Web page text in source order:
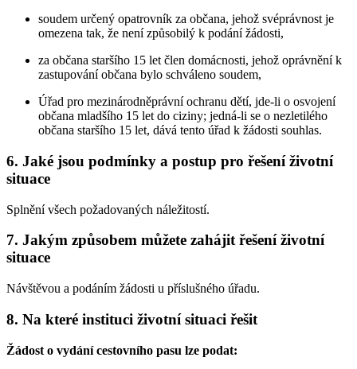
soudem určený opatrovník za občana, jehož svéprávnost je
omezena tak, že není způsobilý k podání žádosti,
za občana staršího 15 let člen domácnosti, jehož oprávnění k
zastupování občana bylo schváleno soudem,
Úřad pro mezinárodněprávní ochranu dětí, jde-li o osvojení
občana mladšího 15 let do ciziny; jedná-li se o nezletilého
občana staršího 15 let, dává tento úřad k žádosti souhlas.
6. Jaké jsou podmínky a postup pro řešení životní
situace
Splnění všech požadovaných náležitostí.
7. Jakým způsobem můžete zahájit řešení životní
situace
Návštěvou a podáním žádosti u příslušného úřadu.
8. Na které instituci životní situaci řešit
Žádost o vydání cestovního pasu lze podat: